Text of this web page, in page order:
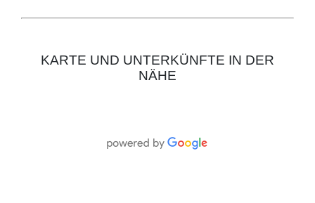
KARTE UND UNTERKÜNFTE IN DER
NÄHE